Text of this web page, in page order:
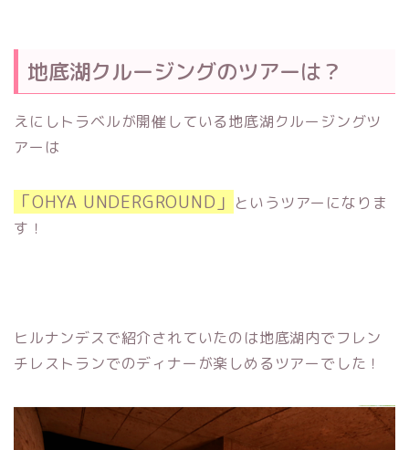
地底湖クルージングのツアーは？
えにしトラベルが開催している地底湖クルージングツ
アーは
「OHYA UNDERGROUND」 というツアーになりま
す！
ヒルナンデスで紹介されていたのは地底湖内でフレン
チレストランでのディナーが楽しめるツアーでした！